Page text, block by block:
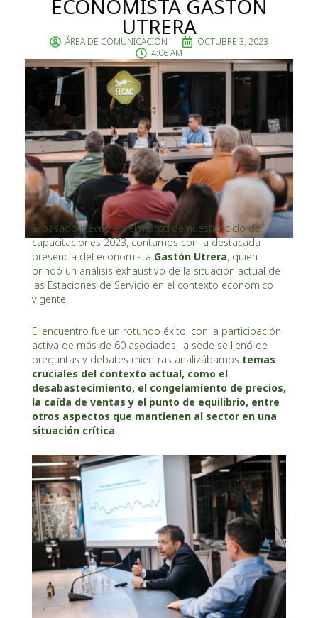
ECONOMISTA GASTÓN
UTRERA
ÁREA DE COMUNICACIÓN
OCTUBRE 3, 2023
4:06 AM
El pasado jueves, en el marco de nuestro ciclo de
capacitaciones 2023, contamos con la destacada
presencia del economista Gastón Utrera, quien
brindó un análisis exhaustivo de la situación actual de
las Estaciones de Servicio en el contexto económico
vigente.
El encuentro fue un rotundo éxito, con la participación
activa de más de 60 asociados, la sede se llenó de
preguntas y debates mientras analizábamos temas
cruciales del contexto actual, como el
desabastecimiento, el congelamiento de precios,
la caída de ventas y el punto de equilibrio, entre
otros aspectos que mantienen al sector en una
situación crítica